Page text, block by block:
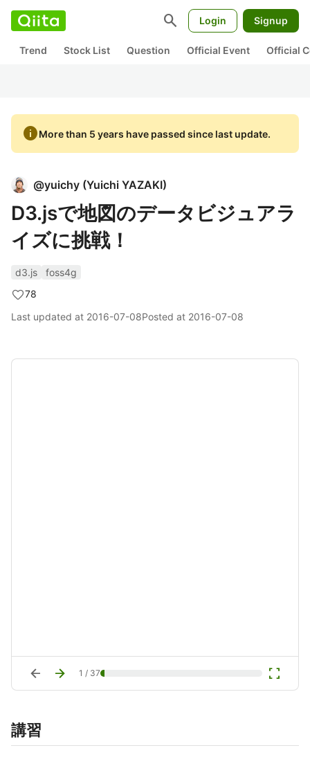
search Login Signup
Trend Stock List Question Official Event Official
infoMore than 5 years have passed since last update.
@yuichy (Yuichi YAZAKI)
D3.jsで地図のデータビジュアラ
イズに挑戦！
d3.js
foss4g
78
Last updated at 2016-07-08Posted at 2016-07-08
arrow_back arrow_forward 1 / 37 fullscreen
講習